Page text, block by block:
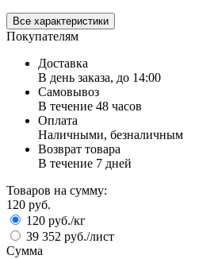
Все характеристики
Покупателям
Доставка
В день заказа, до 14:00
Самовывоз
В течение 48 часов
Оплата
Наличными, безналичным
Возврат товара
В течение 7 дней
Товаров на сумму:
120 руб.
120 руб./кг
39 352 руб./лист
Сумма